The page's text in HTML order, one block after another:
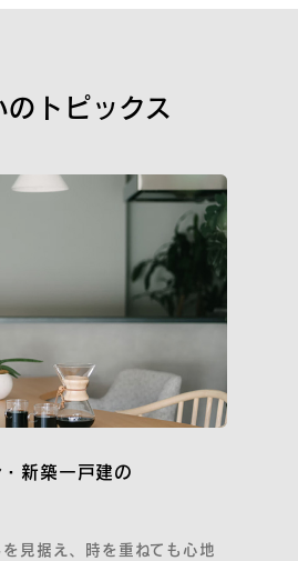
が細かすぎて伝わらない
と
ジ三田
・買取りのご相談
ート
ビリティ活動
ルジュ
のトピックス
新築一戸建の
見据え、時を重ねても心地